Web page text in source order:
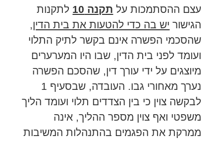
עצם ההסתמכות על תקנה 10
לתקנות
הגישור יש בה כדי להטעות את בית הדין,
שהסכמי הפשרה אינם בקשר לתיק התלוי
ועומד לפני בית הדין, שבו היו המערערים
מיוצגים על ידי עורך דין, שהסכם הפשרה
נערך מאחורי גבו. העובדה, שבסעיף 1
לבקשה צוין כי בין הצדדים תלוי ועומד הליך
משפטי ואף צוין מספר ההליך, אינה
ממרקת את הפגמים בהתנהלות המשיבות